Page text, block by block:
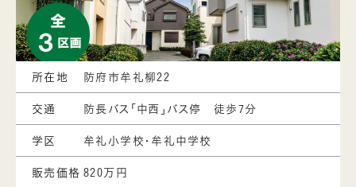
所在地 防府市牟礼柳22
交通 防長バス「中西」バス停 徒歩7分
学区 牟礼小学校・牟礼中学校
販売価格 820万円